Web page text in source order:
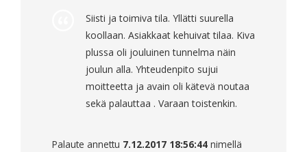
Siisti ja toimiva tila. Yllätti suurella
koollaan. Asiakkaat kehuivat tilaa. Kiva
plussa oli jouluinen tunnelma näin
joulun alla. Yhteudenpito sujui
moitteetta ja avain oli kätevä noutaa
sekä palauttaa . Varaan toistenkin.
Palaute annettu 7.12.2017 18:56:44 nimellä